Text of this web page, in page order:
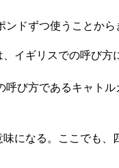
ンドずつ使うことから
イギリスでの呼び方
呼び方であるキャト
になる。ここでも、